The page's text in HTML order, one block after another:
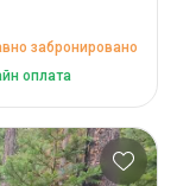
забронировано
оплата